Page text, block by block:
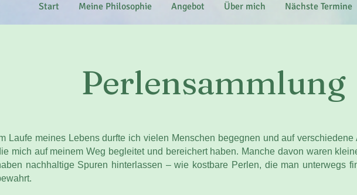
Start Meine Philosophie Angebot Über mich Nächste Termine
Perlensammlung
Laufe meines Lebens durfte ich vielen Menschen begegnen und auf verschiedene
mich auf meinem Weg begleitet und bereichert haben. Manche davon waren
nachhaltige Spuren hinterlassen – wie kostbare Perlen, die man unterwegs